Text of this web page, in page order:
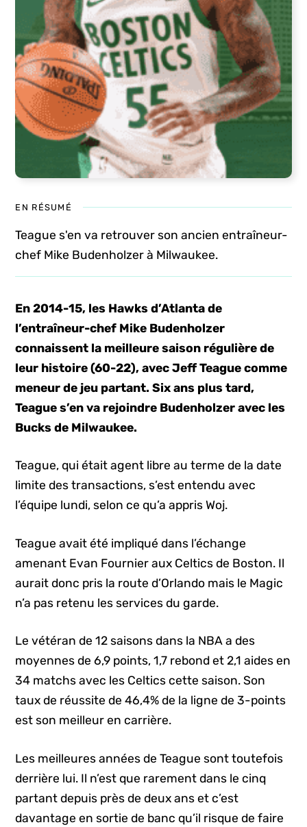
EN RÉSUMÉ
Teague s'en va retrouver son ancien entraîneur-
chef Mike Budenholzer à Milwaukee.
En 2014-15, les Hawks d’Atlanta de
l’entraîneur-chef Mike Budenholzer
connaissent la meilleure saison régulière de
leur histoire (60-22), avec Jeff Teague comme
meneur de jeu partant. Six ans plus tard,
Teague s’en va rejoindre Budenholzer avec les
Bucks de Milwaukee.
Teague, qui était agent libre au terme de la date
limite des transactions, s’est entendu avec
l’équipe lundi, selon ce qu’a appris Woj.
Teague avait été impliqué dans l’échange
amenant Evan Fournier aux Celtics de Boston. Il
aurait donc pris la route d’Orlando mais le Magic
n’a pas retenu les services du garde.
Le vétéran de 12 saisons dans la NBA a des
moyennes de 6,9 points, 1,7 rebond et 2,1 aides en
34 matchs avec les Celtics cette saison. Son
taux de réussite de 46,4% de la ligne de 3-points
est son meilleur en carrière.
Les meilleures années de Teague sont toutefois
derrière lui. Il n’est que rarement dans le cinq
partant depuis près de deux ans et c’est
davantage en sortie de banc qu’il risque de faire